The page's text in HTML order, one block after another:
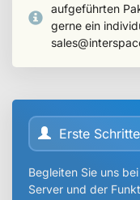
aufgeführten
gerne ein
Erste
Begleiten Sie uns
Server und der